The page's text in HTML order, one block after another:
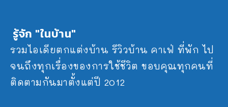
รู้จัก "ในบ้าน"
รวมไอเดียตกแต่งบ้าน รีวิวบ้าน คาเฟ่ ที่พัก ไป
จนถึงทุกเรื่องของการใช้ชีวิต ขอบคุณทุกคนที่
ติดตามกันมาตั้งแต่ปี 2012